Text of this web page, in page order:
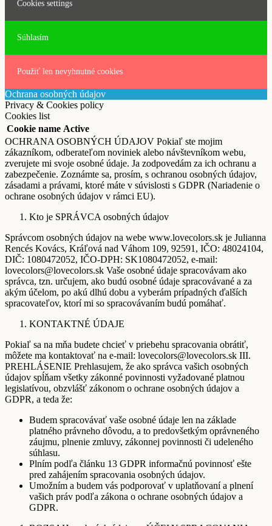
Cookies settings
Súhlasím
Použiť len nevyhnutné cookies
Ochrana osobných údajov
Privacy & Cookies policy
Cookies list
Cookie name Active
OCHRANA OSOBNÝCH ÚDAJOV Pokiaľ ste mojim
zákazníkom, odberateľom noviniek alebo návštevníkom webu,
zverujete mi svoje osobné údaje. Ja zodpovedám za ich ochranu a
zabezpečenie. Zoznámte sa, prosím, s ochranou osobných údajov,
zásadami a právami, ktoré máte v súvislosti s GDPR (Nariadenie o
ochrane osobných údajov v rámci EU).
Kto je SPRÁVCA osobných údajov
Správcom osobných údajov na webe www.lovecolors.sk je Julianna
Rencés Kovács, Kráľová nad Váhom 109, 92591, IČO: 48024104,
DIČ: 1080472052, IČO-DPH: SK1080472052, e-mail:
lovecolors@lovecolors.sk Vaše osobné údaje spracovávam ako
správca, tzn. určujem, ako budú osobné údaje spracovávané a za
akým účelom, po akú dlhú dobu a vyberám prípadných ďalších
spracovateľov, ktorí mi so spracovávaním budú pomáhať.
KONTAKTNÉ ÚDAJE
Pokiaľ sa na mňa budete chcieť v priebehu spracovania obrátiť,
môžete ma kontaktovať na e-mail: lovecolors@lovecolors.sk III.
PREHLÁSENIE Prehlasujem, že ako správca vašich osobných
údajov spĺňam všetky zákonné povinnosti vyžadované platnou
legislatívou, obzvlášť zákonom o ochrane osobných údajov a
GDPR, a teda že:
Budem spracovávať vaše osobné údaje len na základe
platného právneho dôvodu, a to predovšetkým oprávneného
záujmu, plnenie zmluvy, zákonnej povinnosti či udeleného
súhlasu.
Plním podľa článku 13 GDPR informačnú povinnosť ešte
pred zahájením spracovania osobných údajov.
Umožním a budem vás podporovať v uplatňovaní a plnení
vašich práv podľa zákona o ochrane osobných údajov a
GDPR.